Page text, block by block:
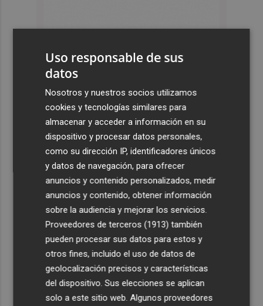
Últimas Noticias
España amplía a siete aeropuertos, entre ellos Alicante-
Elche y Manises, los controles aleatorios a viajeros de
La Biblioteca Valenciana conmemora el 750 aniversario
Una gran cadena humana de cariño y reivindicación se
vuelve a abrazar en las playas por el Mar Menor
Levantan el confinamiento del municipio castellonense
de Sierra Engarcerán por el incendio
Juan Tallón, Marta Jiménez Serrano o Juan Evaristo Valls
Boix, protagonistas de la programación de agosto de
Entre Libros en Benicàssim
Uso responsable de sus
datos
Nosotros y nuestros socios utilizamos
cookies y tecnologías similares para
almacenar y acceder a información en su
dispositivo y procesar datos personales,
como su dirección IP, identificadores únicos
y datos de navegación, para ofrecer
anuncios y contenido personalizados, medir
anuncios y contenido, obtener información
sobre la audiencia y mejorar los servicios.
Proveedores de terceros (1913) también
pueden procesar sus datos para estos y
otros fines, incluido el uso de datos de
geolocalización precisos y características
del dispositivo. Sus elecciones se aplican
solo a este sitio web. Algunos proveedores